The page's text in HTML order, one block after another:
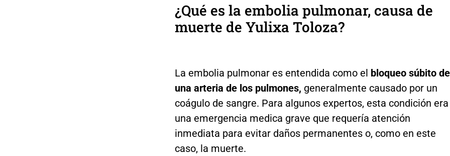
¿Qué es la embolia pulmonar, causa de
muerte de Yulixa Toloza?
La embolia pulmonar es entendida como el bloqueo súbito de
una arteria de los pulmones, generalmente causado por un
coágulo de sangre. Para algunos expertos, esta condición era
una emergencia medica grave que requería atención
inmediata para evitar daños permanentes o, como en este
caso, la muerte.